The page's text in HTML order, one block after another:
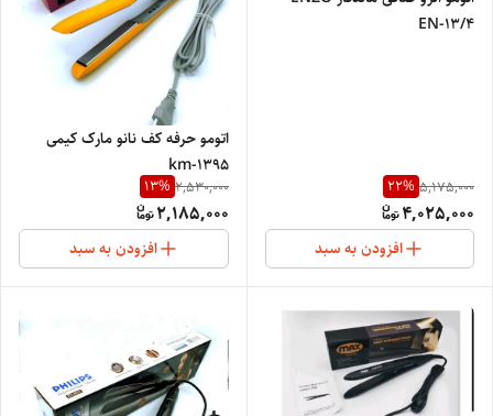
EN-13/4
5,175,000
22%
4,025,000
افزودن به سبد
اتومو حرفه کف نانو مارک کیمی
km-1395
2,530,000
13%
2,185,000
افزودن به سبد